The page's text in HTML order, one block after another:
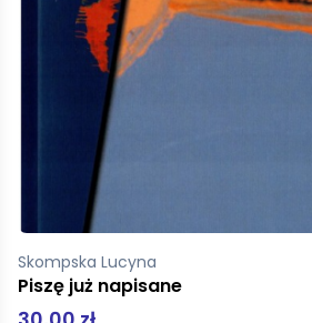
Czerkasow Marcin
Disco inferno